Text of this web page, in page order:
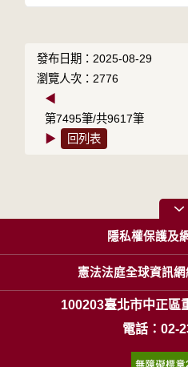
發布日期：2025-08-29
瀏覽人次：2776
◀
第7495筆/共9617筆
▶
回列表
隱私權保護及
憲法法庭全球資訊
100203臺北市中正區
電話：02-